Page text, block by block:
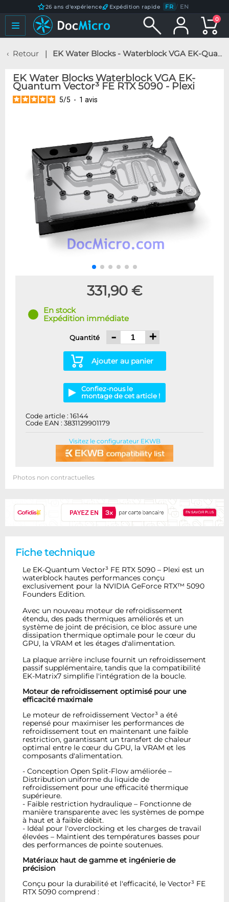
26 ans d'expérience Expédition rapide FR / EN
0
Retour EK Water Blocks - Waterblock VGA EK-Quantum Vector³ FE RTX 5090 - Plexi
EK Water Blocks Waterblock VGA EK-
Quantum Vector³ FE RTX 5090 - Plexi
5/5 - 1 avis
331,90 €
En stock
Expédition immédiate
Quantité - +
Ajouter au panier
Confiez-nous le
montage de cet article !
Code article : 16144
Code EAN : 3831129901179
Visitez le configurateur EKWB
Photos non contractuelles
Fiche technique
Le EK-Quantum Vector³ FE RTX 5090 – Plexi est un
waterblock hautes performances conçu
exclusivement pour la NVIDIA GeForce RTX™ 5090
Founders Edition.
Avec un nouveau moteur de refroidissement
étendu, des pads thermiques améliorés et un
système de joint de précision, ce bloc assure une
dissipation thermique optimale pour le cœur du
GPU, la VRAM et les étages d'alimentation.
La plaque arrière incluse fournit un refroidissement
passif supplémentaire, tandis que la compatibilité
EK-Matrix7 simplifie l'intégration de la boucle.
Moteur de refroidissement optimisé pour une
efficacité maximale
Le moteur de refroidissement Vector³ a été
repensé pour maximiser les performances de
refroidissement tout en maintenant une faible
restriction, garantissant un transfert de chaleur
optimal entre le cœur du GPU, la VRAM et les
composants d'alimentation.
- Conception Open Split-Flow améliorée –
Distribution uniforme du liquide de
refroidissement pour une efficacité thermique
supérieure.
- Faible restriction hydraulique – Fonctionne de
manière transparente avec les systèmes de pompe
à haut et à faible débit.
- Idéal pour l'overclocking et les charges de travail
élevées – Maintient des températures basses pour
des performances de pointe soutenues.
Matériaux haut de gamme et ingénierie de
précision
Conçu pour la durabilité et l'efficacité, le Vector³ FE
RTX 5090 comprend :